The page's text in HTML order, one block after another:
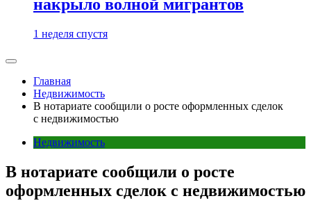
накрыло волной мигрантов
1 неделя спустя
Главная
Недвижимость
В нотариате сообщили о росте оформленных сделок
с недвижимостью
Недвижимость
В нотариате сообщили о росте
оформленных сделок с недвижимостью